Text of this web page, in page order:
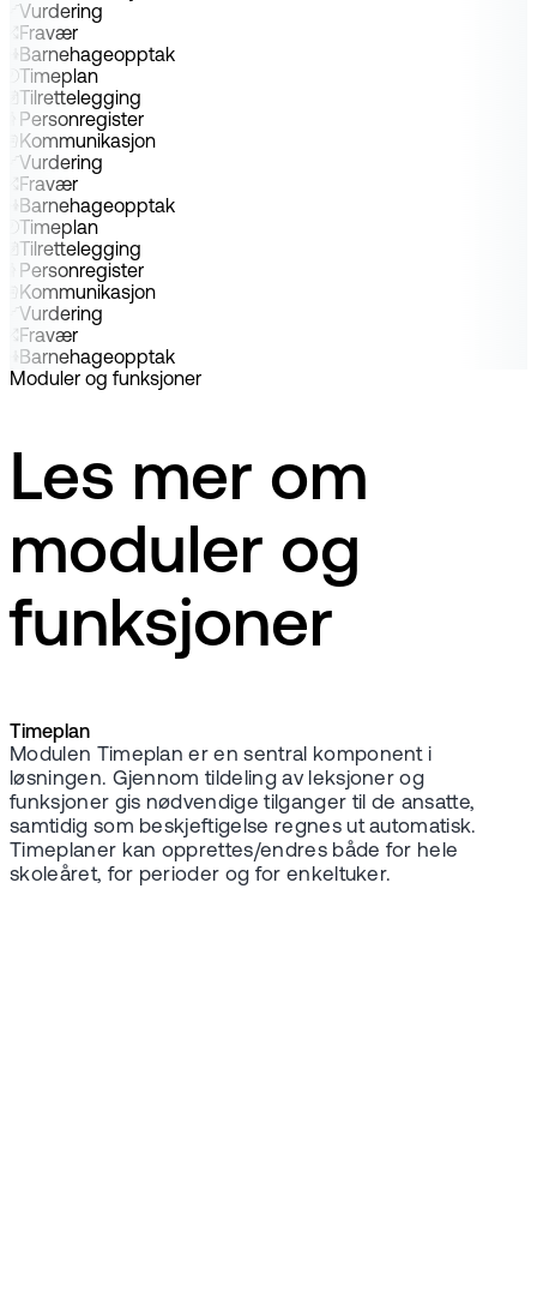
Vurdering
Fravær
Barnehageopptak
Timeplan
Tilrettelegging
Personregister
Kommunikasjon
Vurdering
Fravær
Barnehageopptak
Timeplan
Tilrettelegging
Personregister
Kommunikasjon
Vurdering
Fravær
Barnehageopptak
Moduler og funksjoner
Les mer om
moduler og
funksjoner
Timeplan
Modulen Timeplan er en sentral komponent i
løsningen. Gjennom tildeling av leksjoner og
funksjoner gis nødvendige tilganger til de ansatte,
samtidig som beskjeftigelse regnes ut automatisk.
Timeplaner kan opprettes/endres både for hele
skoleåret, for perioder og for enkeltuker.